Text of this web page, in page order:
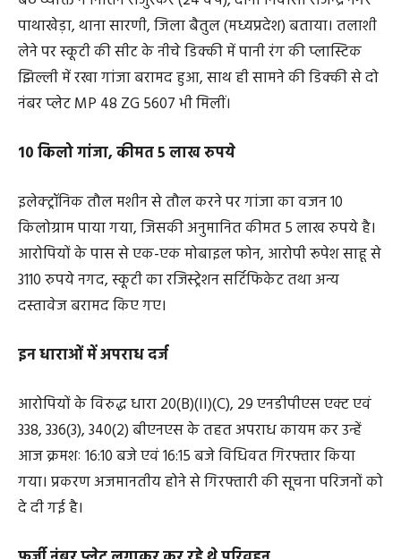
घेराबंदी के दौरान मुखबिर के बताए अनुसार स्कूटी को रोका गया।
पूछताछ में स्कूटी चालक ने अपना नाम रूपेश साहू (30 वर्ष) एवं पीछे
बैठे व्यक्ति ने नितिन राजुरकर (24 वर्ष), दोनों निवासी राजेन्द्र नगर
पाथाखेड़ा, थाना सारणी, जिला बैतुल (मध्यप्रदेश) बताया। तलाशी
लेने पर स्कूटी की सीट के नीचे डिक्की में पानी रंग की प्लास्टिक
झिल्ली में रखा गांजा बरामद हुआ, साथ ही सामने की डिक्की से दो
नंबर प्लेट MP 48 ZG 5607 भी मिलीं।
10 किलो गांजा, कीमत 5 लाख रुपये
इलेक्ट्रॉनिक तौल मशीन से तौल करने पर गांजा का वजन 10
किलोग्राम पाया गया, जिसकी अनुमानित कीमत 5 लाख रुपये है।
आरोपियों के पास से एक-एक मोबाइल फोन, आरोपी रूपेश साहू से
3110 रुपये नगद, स्कूटी का रजिस्ट्रेशन सर्टिफिकेट तथा अन्य
दस्तावेज बरामद किए गए।
इन धाराओं में अपराध दर्ज
आरोपियों के विरुद्ध धारा 20(B)(II)(C), 29 एनडीपीएस एक्ट एवं
338, 336(3), 340(2) बीएनएस के तहत अपराध कायम कर उन्हें
आज क्रमशः 16:10 बजे एवं 16:15 बजे विधिवत गिरफ्तार किया
गया। प्रकरण अजमानतीय होने से गिरफ्तारी की सूचना परिजनों को